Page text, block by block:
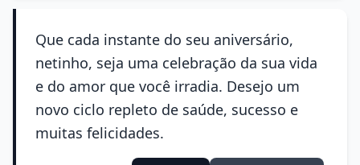
Que cada instante do seu aniversário,
netinho, seja uma celebração da sua vida
e do amor que você irradia. Desejo um
novo ciclo repleto de saúde, sucesso e
muitas felicidades.